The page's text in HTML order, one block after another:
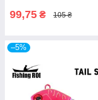
99,75 ₴ 105 ₴
–5%